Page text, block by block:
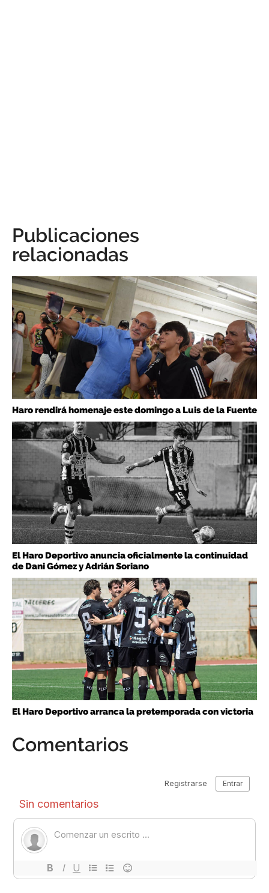
Publicaciones
relacionadas
Haro rendirá homenaje este domingo a Luis de la Fuente
El Haro Deportivo anuncia oficialmente la continuidad
de Dani Gómez y Adrián Soriano
El Haro Deportivo arranca la pretemporada con victoria
Comentarios